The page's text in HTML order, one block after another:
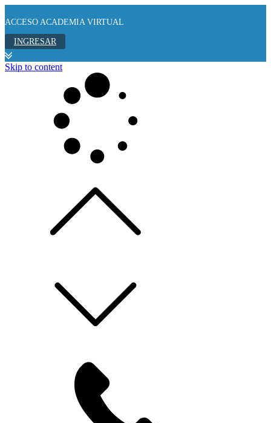
ACCESO ACADEMIA VIRTUAL
INGRESAR
Skip to content